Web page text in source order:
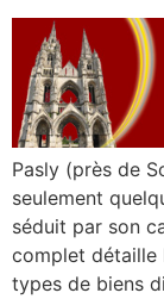
Pasly (près de
seulement
séduit par son
complet détaille
types de biens